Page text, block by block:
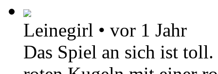
Leinegirl • vor 1 Jahr
Das Spiel an sich ist